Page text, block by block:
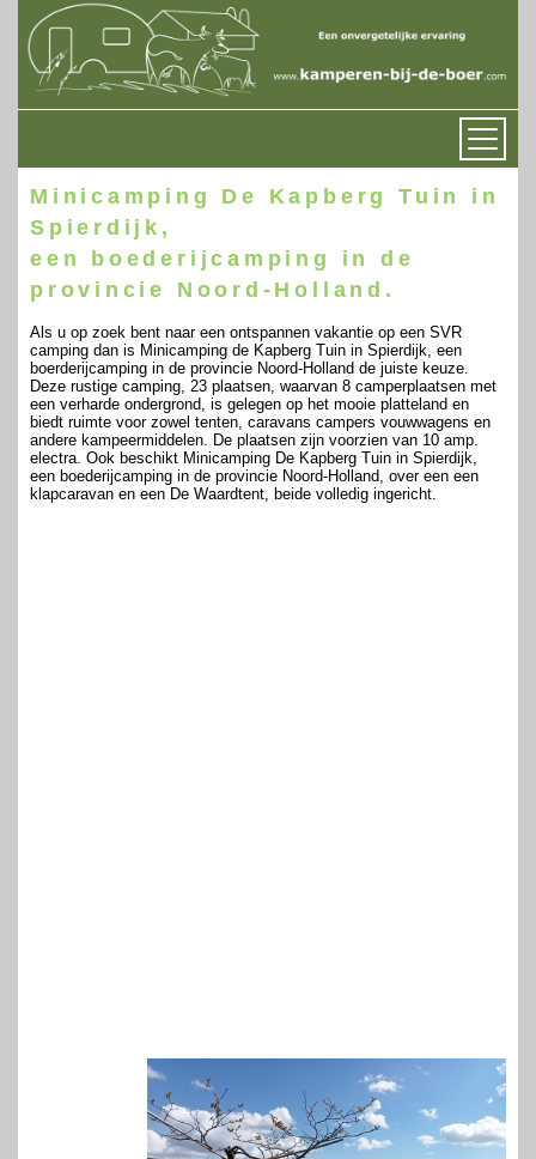
Minicamping De Kapberg Tuin in
Spierdijk,
een boederijcamping in de
provincie Noord-Holland.
Als u op zoek bent naar een ontspannen vakantie op een SVR
camping dan is Minicamping de Kapberg Tuin in Spierdijk, een
boerderijcamping in de provincie Noord-Holland de juiste keuze.
Deze rustige camping, 23 plaatsen, waarvan 8 camperplaatsen met
een verharde ondergrond, is gelegen op het mooie platteland en
biedt ruimte voor zowel tenten, caravans campers vouwwagens en
andere kampeermiddelen. De plaatsen zijn voorzien van 10 amp.
electra. Ook beschikt Minicamping De Kapberg Tuin in Spierdijk,
een boederijcamping in de provincie Noord-Holland, over een een
klapcaravan en een De Waardtent, beide volledig ingericht.